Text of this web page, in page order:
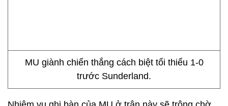
MU giành chiến thắng cách biệt tối thiểu 1-0
trước Sunderland.